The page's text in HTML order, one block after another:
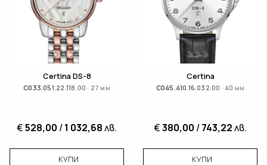
Certina DS-8
C033.051.22.118.00 · 27 мм
€528,00 /1 032,68лв.
КУПИ
Certina
C045.410.16.032.00 · 40 мм
€380,00 /743,22лв.
КУПИ